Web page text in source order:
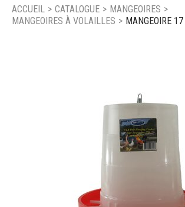
Nouveaux produits
Nous joindre
ACCUEIL > CATALOGUE > MANGEOIRES >
MANGEOIRES À VOLAILLES > MANGEOIRE